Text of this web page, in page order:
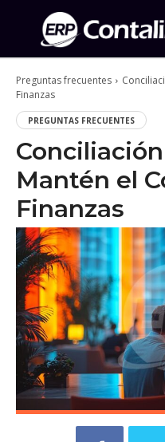
Preguntas frecuentes
Finanzas
PREGUNTAS FRECUENTES
Mantén el
Finanzas